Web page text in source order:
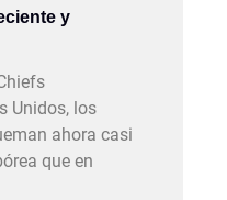
y
Unidos, los
ahora casi
que en